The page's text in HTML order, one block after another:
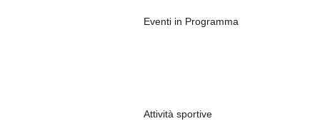
Eventi in Programma
Attività sportive